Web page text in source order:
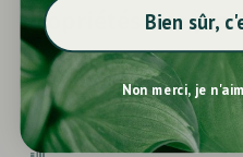
Propriétés des
Frêne
Exposition
Soleil à mi-ombre
Rusticité
Bien sûr,
Non merci, je